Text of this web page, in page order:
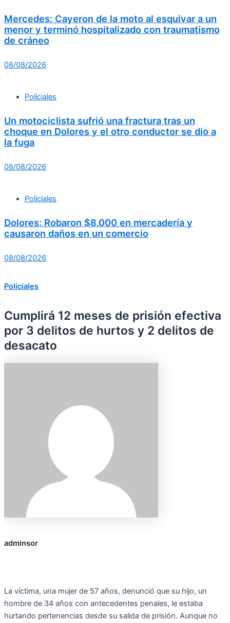
Mercedes: Cayeron de la moto al esquivar a un
menor y terminó hospitalizado con traumatismo
de cráneo
08/08/2026
Policiales
Un motociclista sufrió una fractura tras un
choque en Dolores y el otro conductor se dio a
la fuga
08/08/2026
Policiales
Dolores: Robaron $8.000 en mercadería y
causaron daños en un comercio
08/08/2026
Policiales
Cumplirá 12 meses de prisión efectiva
por 3 delitos de hurtos y 2 delitos de
desacato
adminsor
La víctima, una mujer de 57 años, denunció que su hijo, un
hombre de 34 años con antecedentes penales, le estaba
hurtando pertenencias desde su salida de prisión. Aunque no